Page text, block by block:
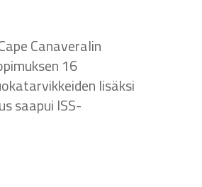
Canaveralin
16
lisäksi
saapui ISS-